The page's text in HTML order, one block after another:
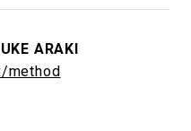
ARAKI
method